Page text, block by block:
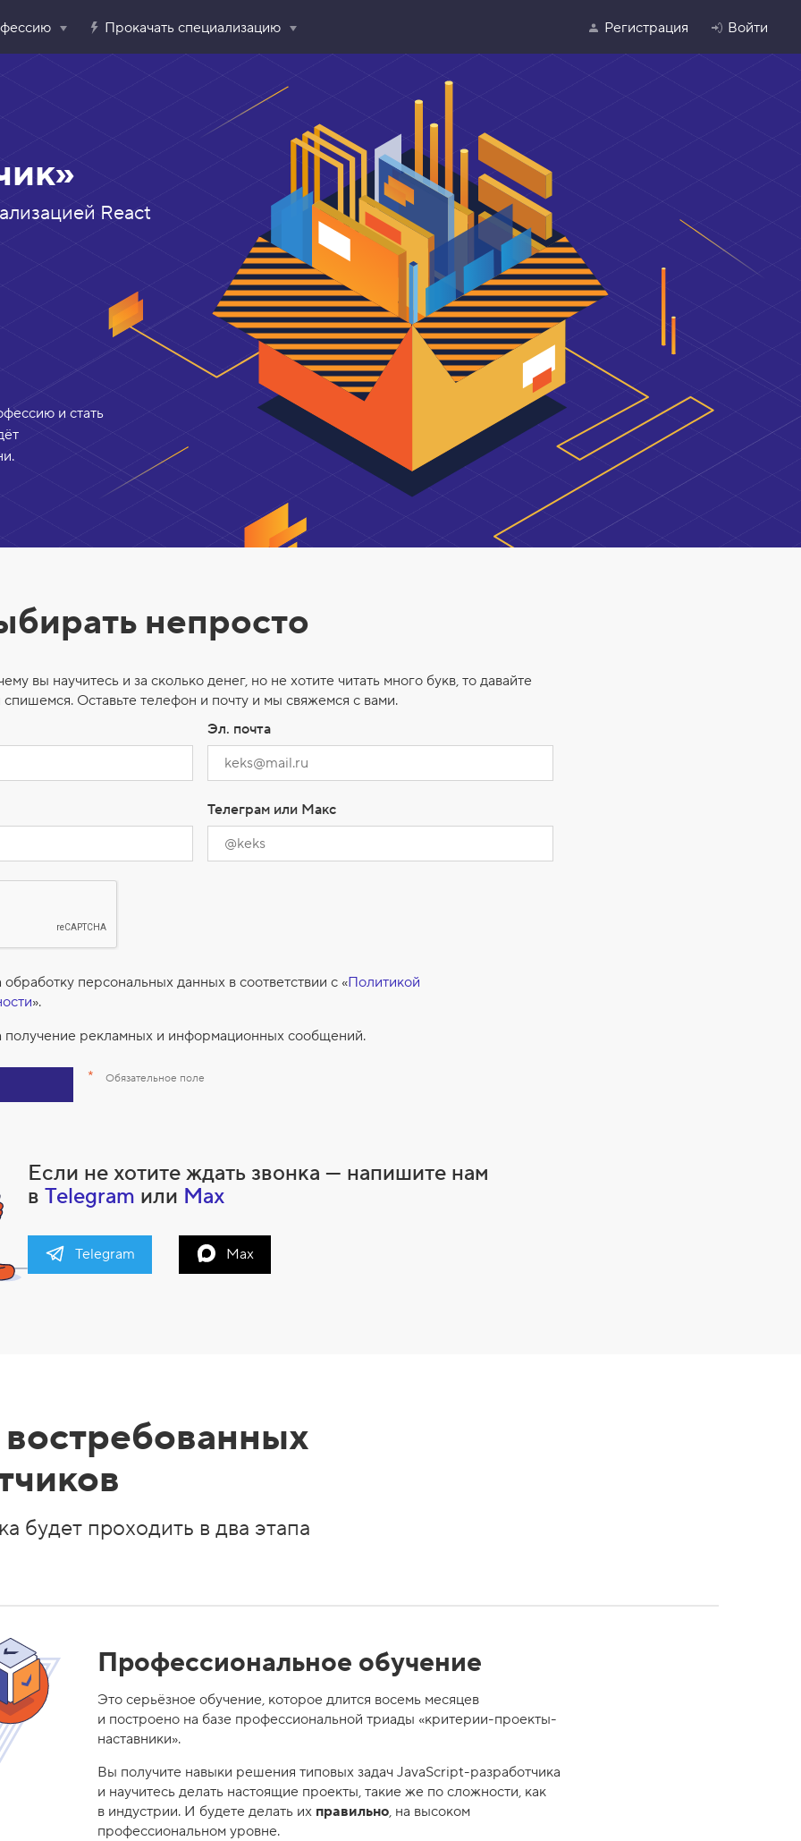
Прокачать специализацию Регистрация Войти
React
и стать
непросто
вы научитесь и за сколько денег, но не хотите читать много букв, то давайте
спишемся. Оставьте телефон и почту и мы свяжемся с вами.
Эл. почта
Телеграм или Макс
обработку персональных данных в соответствии с «Политикой
».
получение рекламных и информационных сообщений.
* Обязательное поле
Если не хотите ждать звонка — напишите нам
в Telegram или Max
Telegram Max
будет проходить в два этапа
Профессиональное обучение
Это серьёзное обучение, которое длится восемь месяцев
и построено на базе профессиональной триады «критерии-проекты-
наставники».
Вы получите навыки решения типовых задач JavaScript-разработчика
и научитесь делать настоящие проекты, такие же по сложности, как
в индустрии. И будете делать их правильно, на высоком
профессиональном уровне.